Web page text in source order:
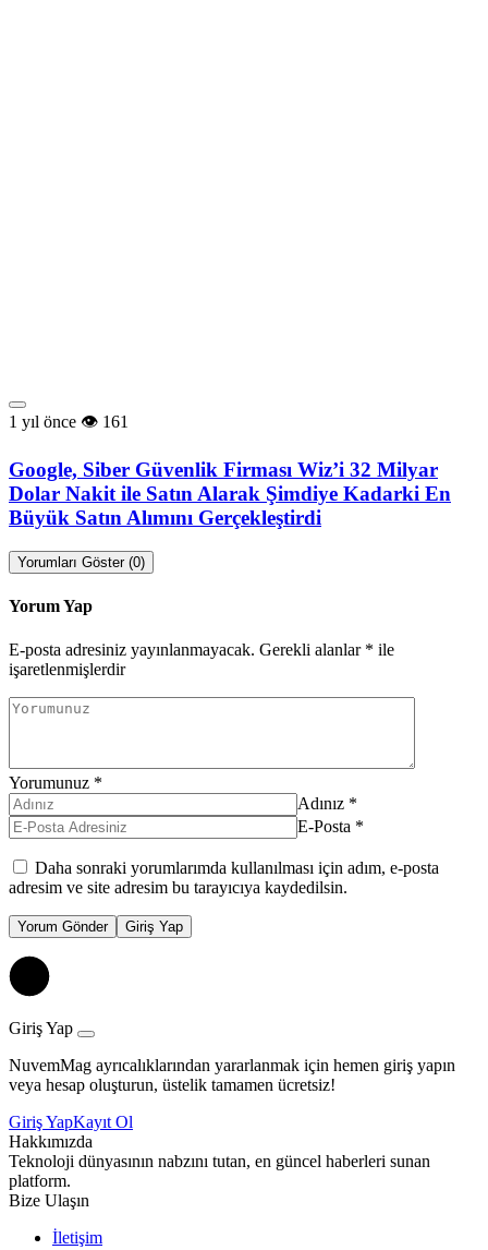
1 yıl önce 161
Google, Siber Güvenlik Firması Wiz’i 32 Milyar
Dolar Nakit ile Satın Alarak Şimdiye Kadarki En
Büyük Satın Alımını Gerçekleştirdi
Yorumları Göster (0)
Yorum Yap
E-posta adresiniz yayınlanmayacak. Gerekli alanlar * ile
işaretlenmişlerdir
Yorumunuz *
Adınız *
E-Posta *
Daha sonraki yorumlarımda kullanılması için adım, e-posta
adresim ve site adresim bu tarayıcıya kaydedilsin.
Yorum Gönder Giriş Yap
Giriş Yap
NuvemMag ayrıcalıklarından yararlanmak için hemen giriş yapın
veya hesap oluşturun, üstelik tamamen ücretsiz!
Giriş YapKayıt Ol
Hakkımızda
Teknoloji dünyasının nabzını tutan, en güncel haberleri sunan
platform.
Bize Ulaşın
İletişim